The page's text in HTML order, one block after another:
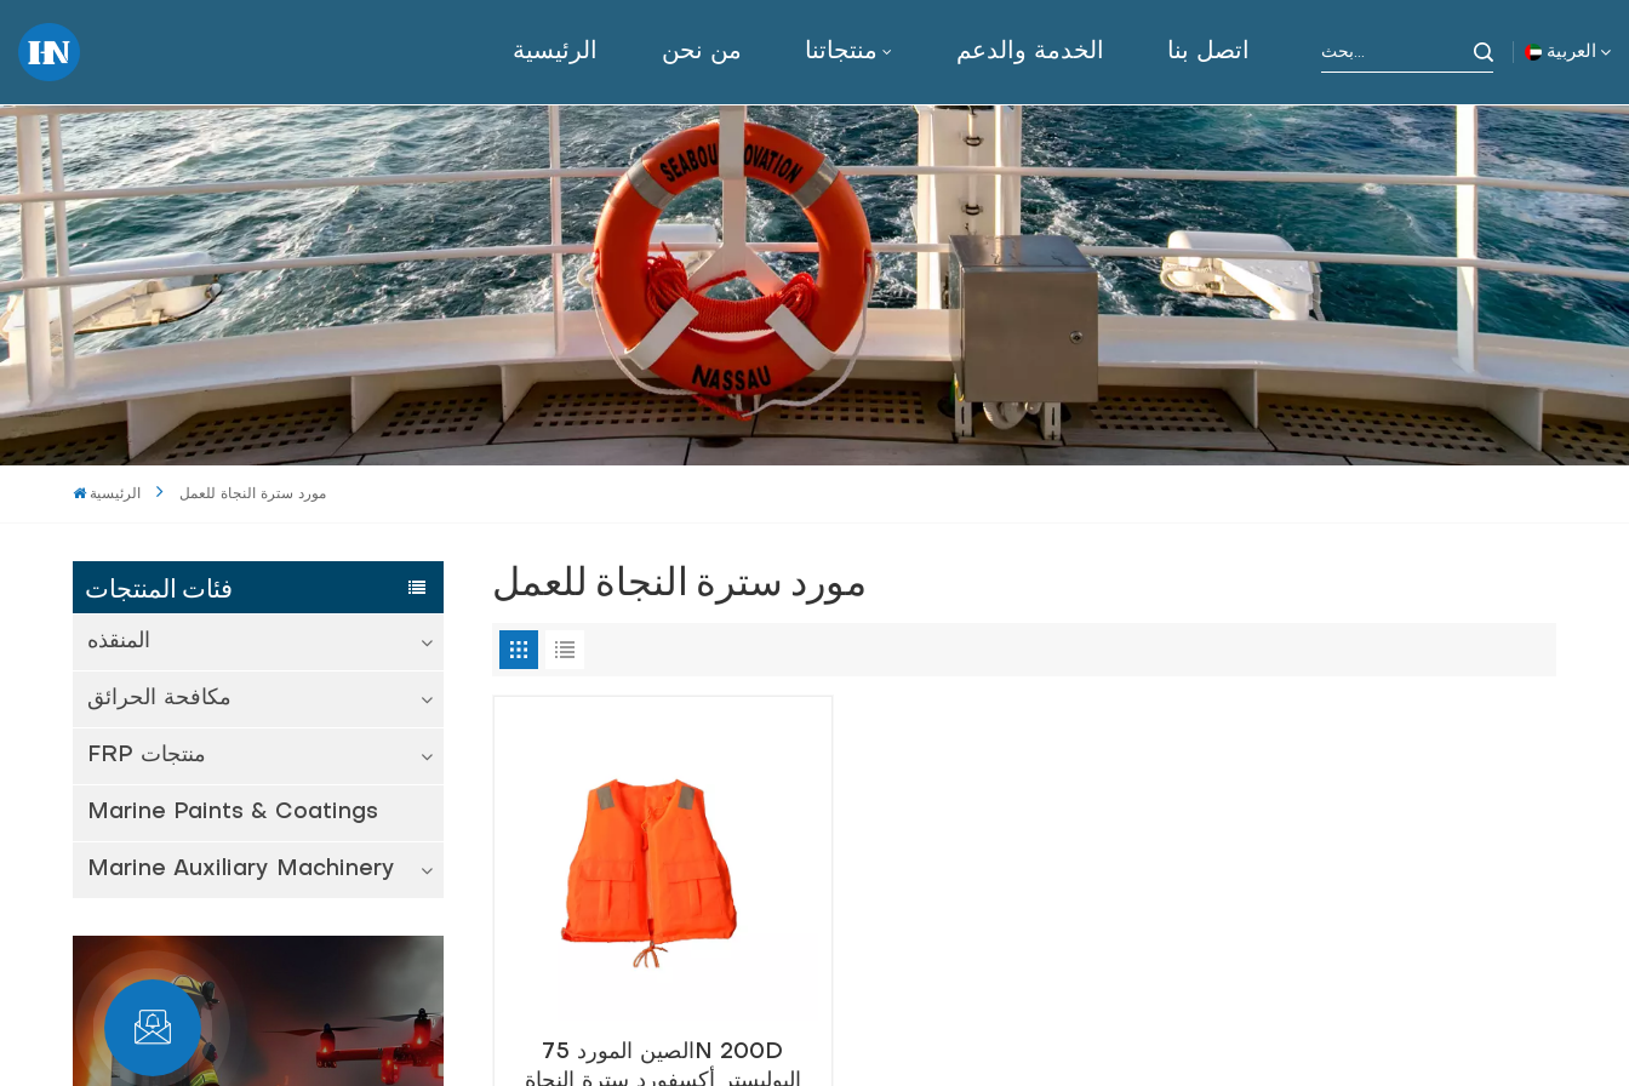
الرئيسية من نحن منتجاتنا الخدمة والدعم اتصل بنا العربية
English
русский
español
Indonesia
العربية
الرئيسية مورد سترة النجاة للعمل
فئات المنتجات
المنقذه
مكافحة الحرائق
FRP منتجات
Marine Paints & Coatings
Marine Auxiliary Machinery
مورد سترة النجاة للعمل
الصين المورد 75N 200D